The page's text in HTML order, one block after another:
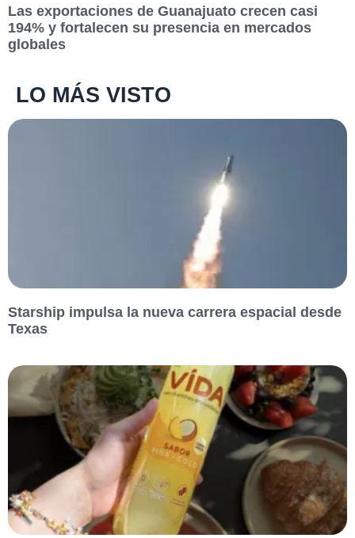
Las exportaciones de Guanajuato crecen casi
194% y fortalecen su presencia en mercados
globales
LO MÁS VISTO
Starship impulsa la nueva carrera espacial desde
Texas